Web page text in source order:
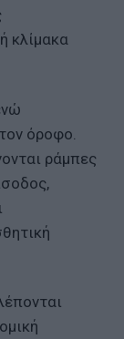
κλίμακα
όροφο.
ράμπες